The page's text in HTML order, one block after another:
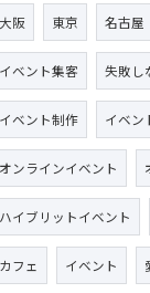
大阪 東京 名古屋
イベント集客 失敗し
イベント制作 イベン
オンラインイベント
ハイブリットイベント
カフェ イベント